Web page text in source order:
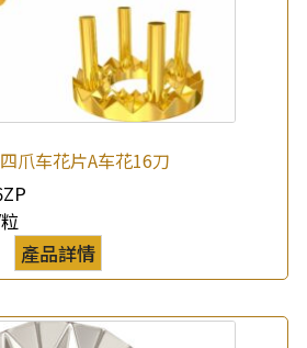
爪车花片A车花16刀
產品詳情